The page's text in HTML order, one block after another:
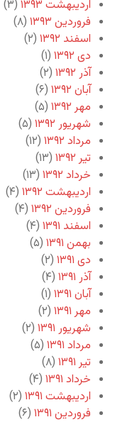
اردیبهشت ۱۳۹۳
(۳)
فروردین ۱۳۹۳
(۸)
اسفند ۱۳۹۲
(۲)
دی ۱۳۹۲
(۱)
آذر ۱۳۹۲
(۲)
آبان ۱۳۹۲
(۶)
مهر ۱۳۹۲
(۵)
شهریور ۱۳۹۲
(۵)
مرداد ۱۳۹۲
(۱۲)
تیر ۱۳۹۲
(۱۳)
خرداد ۱۳۹۲
(۱۳)
اردیبهشت ۱۳۹۲
(۴)
فروردین ۱۳۹۲
(۴)
اسفند ۱۳۹۱
(۴)
بهمن ۱۳۹۱
(۵)
دی ۱۳۹۱
(۲)
آذر ۱۳۹۱
(۴)
آبان ۱۳۹۱
(۱)
مهر ۱۳۹۱
(۲)
شهریور ۱۳۹۱
(۲)
مرداد ۱۳۹۱
(۵)
تیر ۱۳۹۱
(۸)
خرداد ۱۳۹۱
(۴)
اردیبهشت ۱۳۹۱
(۲)
فروردین ۱۳۹۱
(۶)